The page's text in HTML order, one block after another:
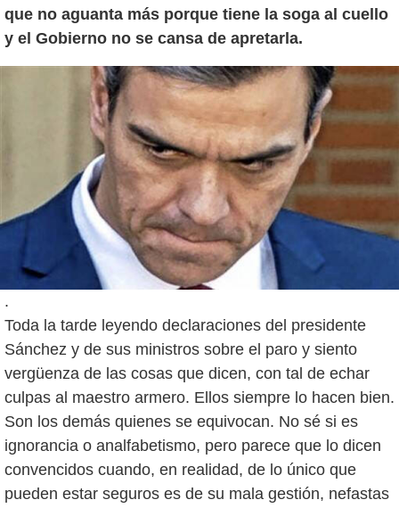
que no aguanta más porque tiene la soga al cuello
y el Gobierno no se cansa de apretarla.
.
Toda la tarde leyendo declaraciones del presidente
Sánchez y de sus ministros sobre el paro y siento
vergüenza de las cosas que dicen, con tal de echar
culpas al maestro armero. Ellos siempre lo hacen bien.
Son los demás quienes se equivocan. No sé si es
ignorancia o analfabetismo, pero parece que lo dicen
convencidos cuando, en realidad, de lo único que
pueden estar seguros es de su mala gestión, nefastas